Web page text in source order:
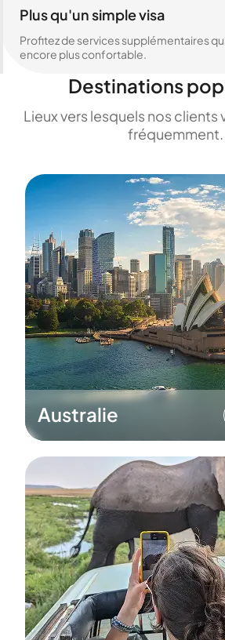
Plus qu'un simple visa
Profitez de services supplémentaires
encore plus confortable.
Destinations
Lieux vers lesquels nos clients
fréquemment.
Australie